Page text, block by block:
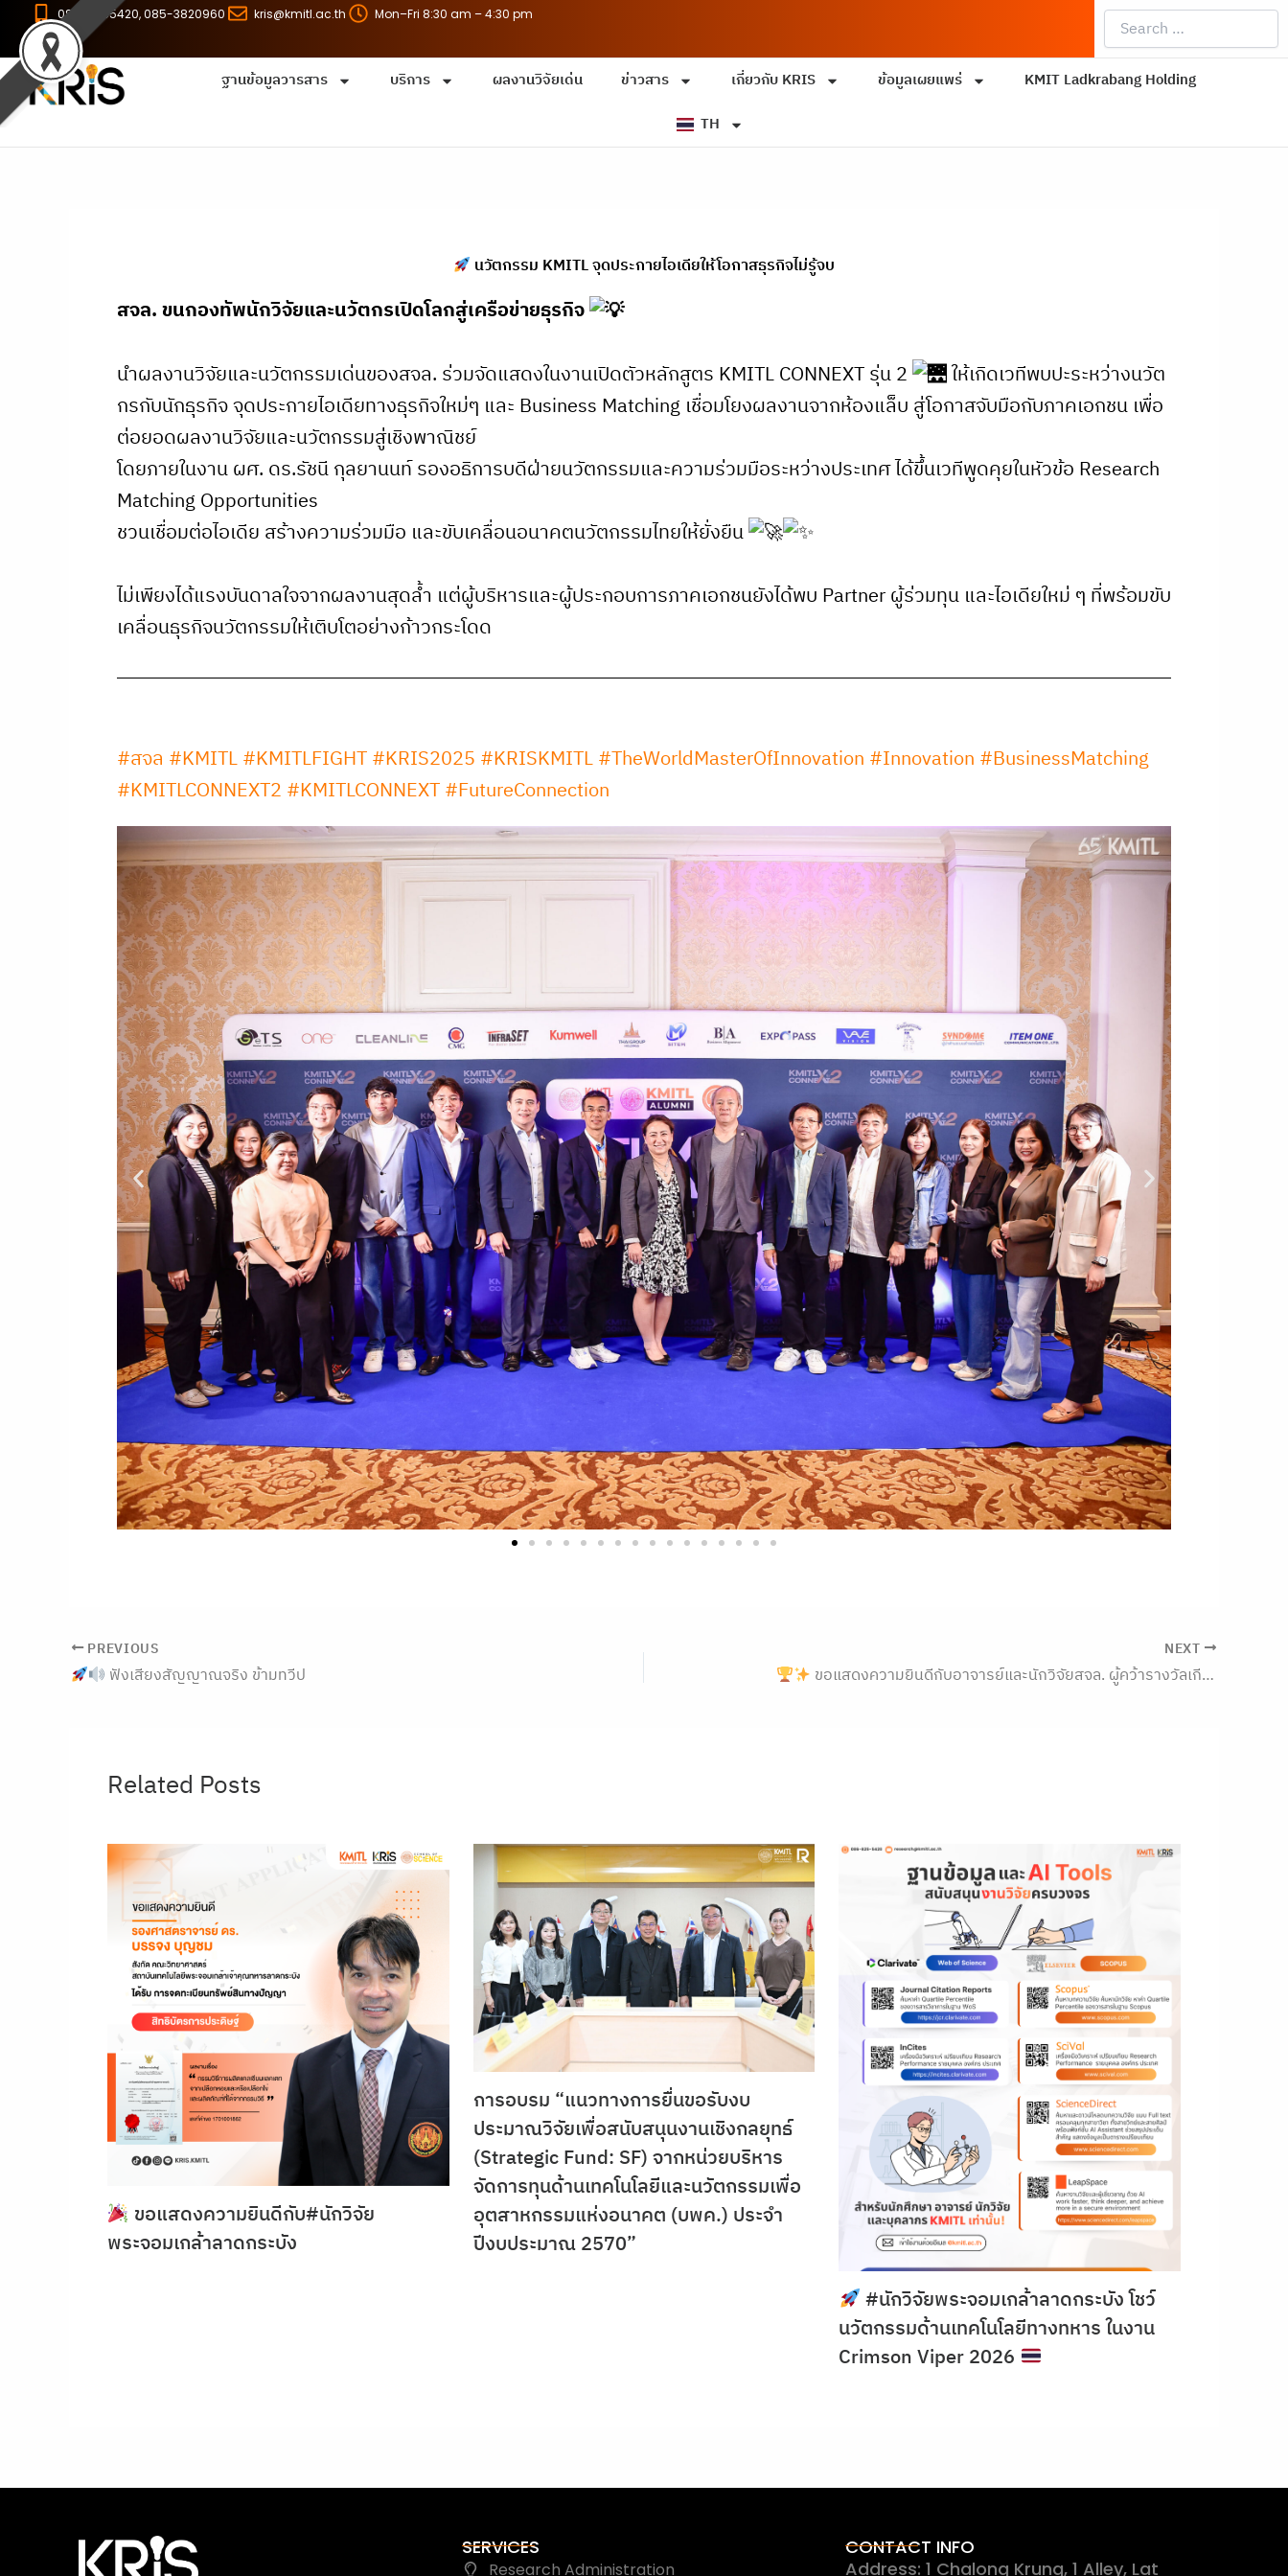
content
086-8255420, 085-3820960 kris@kmitl.ac.th Mon–Fri 8:30 am – 4:30 pm
Search
ฐานข้อมูลวารสาร บริการ ผลงานวิจัยเด่น ข่าวสาร เกี่ยวกับ KRIS ข้อมูลเผยแพร่
KMIT Ladkrabang Holding
TH
นวัตกรรม KMITL จุดประกายไอเดียให้โอกาสธุรกิจไม่รู้จบ
สจล. ขนกองทัพนักวิจัยและนวัตกรเปิดโลกสู่เครือข่ายธุรกิจ
นำผลงานวิจัยและนวัตกรรมเด่นของสจล. ร่วมจัดแสดงในงานเปิดตัวหลักสูตร KMITL CONNEXT รุ่น 2
ให้เกิดเวทีพบปะระหว่างนวัต
กรกับนักธุรกิจ จุดประกายไอเดียทางธุรกิจใหม่ๆ และ Business Matching เชื่อมโยงผลงานจากห้องแล็บ สู่โอกาสจับมือกับภาคเอกชน เพื่อ
ต่อยอดผลงานวิจัยและนวัตกรรมสู่เชิงพาณิชย์
โดยภายในงาน ผศ. ดร.รัชนี กุลยานนท์ รองอธิการบดีฝ่ายนวัตกรรมและความร่วมมือระหว่างประเทศ ได้ขึ้นเวทีพูดคุยในหัวข้อ Research
Matching Opportunities
ชวนเชื่อมต่อไอเดีย สร้างความร่วมมือ และขับเคลื่อนอนาคตนวัตกรรมไทยให้ยั่งยืน
ไม่เพียงได้แรงบันดาลใจจากผลงานสุดล้ำ แต่ผู้บริหารและผู้ประกอบการภาคเอกชนยังได้พบ Partner ผู้ร่วมทุน และไอเดียใหม่ ๆ ที่พร้อมขับ
เคลื่อนธุรกิจนวัตกรรมให้เติบโตอย่างก้าวกระโดด
#สจล #KMITL#KMITLFIGHT#KRIS2025 #KRISKMITL#TheWorldMasterOfInnovation #Innovation #BusinessMatching
#KMITLCONNEXT2 #KMITLCONNEXT#FutureConnection
PREVIOUS
ฟังเสียงสัญญาณจริง ข้ามทวีป
NEXT
ขอแสดงความยินดีกับอาจารย์และนักวิจัยสจล. ผู้คว้ารางวัลเกียรติยศจากเวทีระดับนานาชาติ ตอกย้ำศักยภาพงานวิจัยและนวัตกรรมของคนไทยในเวทีโลก
Related Posts
ขอแสดงความยินดีกับ#นักวิจัย
พระจอมเกล้าลาดกระบัง
การอบรม “แนวทางการยื่นขอรับงบ
ประมาณวิจัยเพื่อสนับสนุนงานเชิงกลยุทธ์
(Strategic Fund: SF) จากหน่วยบริหาร
จัดการทุนด้านเทคโนโลยีและนวัตกรรมเพื่อ
อุตสาหกรรมแห่งอนาคต (บพค.) ประจำ
ปีงบประมาณ 2570”
#นักวิจัยพระจอมเกล้าลาดกระบัง โชว์
นวัตกรรมด้านเทคโนโลยีทางทหาร ในงาน
Crimson Viper 2026
SERVICES
Research Administration
CONTACT INFO
Address: 1 Chalong Krung, 1 Alley, Lat